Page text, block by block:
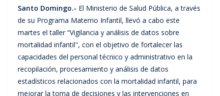
Santo Domingo.- El Ministerio de Salud Pública, a través
de su Programa Materno Infantil, llevó a cabo este
martes el taller “Vigilancia y análisis de datos sobre
mortalidad infantil", con el objetivo de fortalecer las
capacidades del personal técnico y administrativo en la
recopilación, procesamiento y análisis de datos
estadísticos relacionados con la mortalidad infantil, para
mejorar la toma de decisiones y las intervenciones en